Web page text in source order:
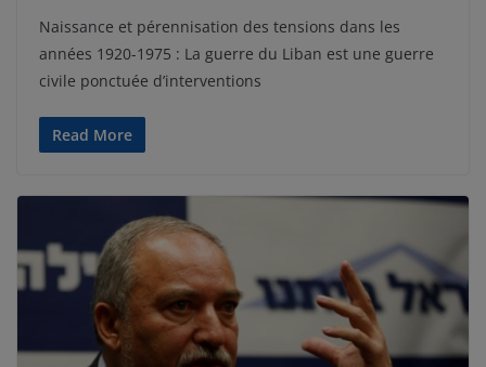
Naissance et pérennisation des tensions dans les
années 1920-1975 : La guerre du Liban est une guerre
civile ponctuée d’interventions
Read More